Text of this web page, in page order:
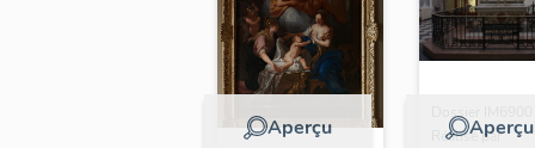
Aperçu Aperçu
Dossier
Réalisé par